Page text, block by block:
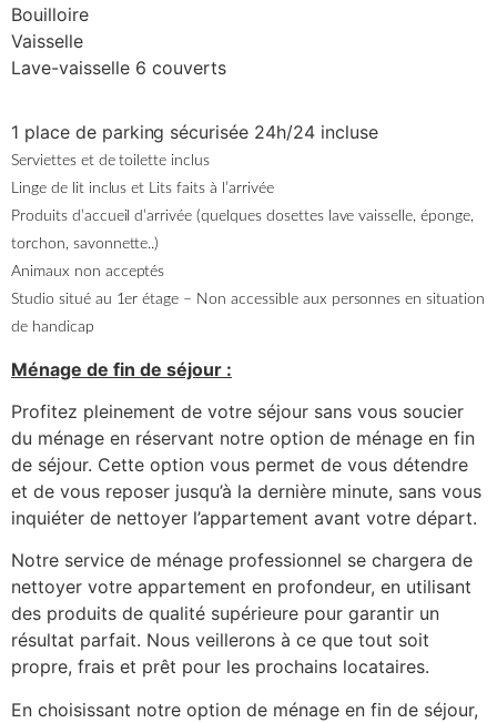
Bouilloire
Vaisselle
Lave-vaisselle 6 couverts
1 place de parking sécurisée 24h/24 incluse
Serviettes et de toilette inclus
Linge de lit inclus et Lits faits à l’arrivée
Produits d’accueil d’arrivée (quelques dosettes lave vaisselle, éponge,
torchon, savonnette..)
Animaux non acceptés
Studio situé au 1er étage – Non accessible aux personnes en situation
de handicap
Ménage de fin de séjour :
Profitez pleinement de votre séjour sans vous soucier
du ménage en réservant notre option de ménage en fin
de séjour. Cette option vous permet de vous détendre
et de vous reposer jusqu’à la dernière minute, sans vous
inquiéter de nettoyer l’appartement avant votre départ.
Notre service de ménage professionnel se chargera de
nettoyer votre appartement en profondeur, en utilisant
des produits de qualité supérieure pour garantir un
résultat parfait. Nous veillerons à ce que tout soit
propre, frais et prêt pour les prochains locataires.
En choisissant notre option de ménage en fin de séjour,